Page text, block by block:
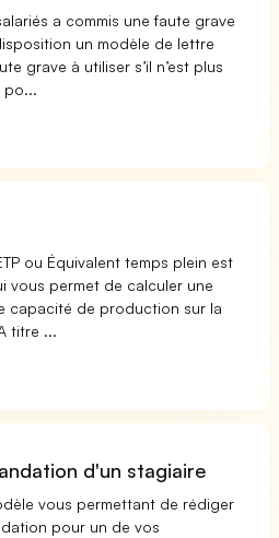
a commis une faute grave
un modèle de lettre
grave à utiliser s’il n’est plus
po...
ou Équivalent temps plein est
vous permet de calculer une
capacité de production sur la
titre ...
d'un stagiaire
vous permettant de rédiger
pour un de vos